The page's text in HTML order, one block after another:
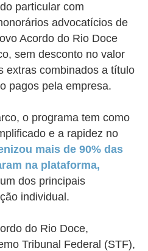
particular com
advocatícios de
Acordo do Rio Doce
sem desconto no valor
extras combinados a título
pagos pela empresa.
o programa tem como
e a rapidez no
mais de 90% das
na plataforma,
dos principais
individual.
do Rio Doce,
Tribunal Federal (STF),